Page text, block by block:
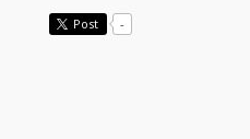
Post -